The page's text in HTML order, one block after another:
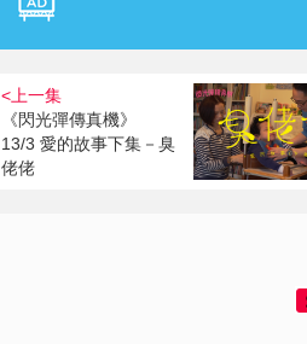
<上一集
《閃光彈傳真機》
13/3 愛的故事下集－臭
佬佬